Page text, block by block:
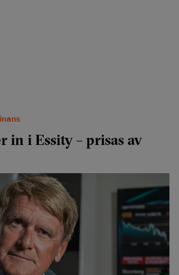
in i Essity – prisas av